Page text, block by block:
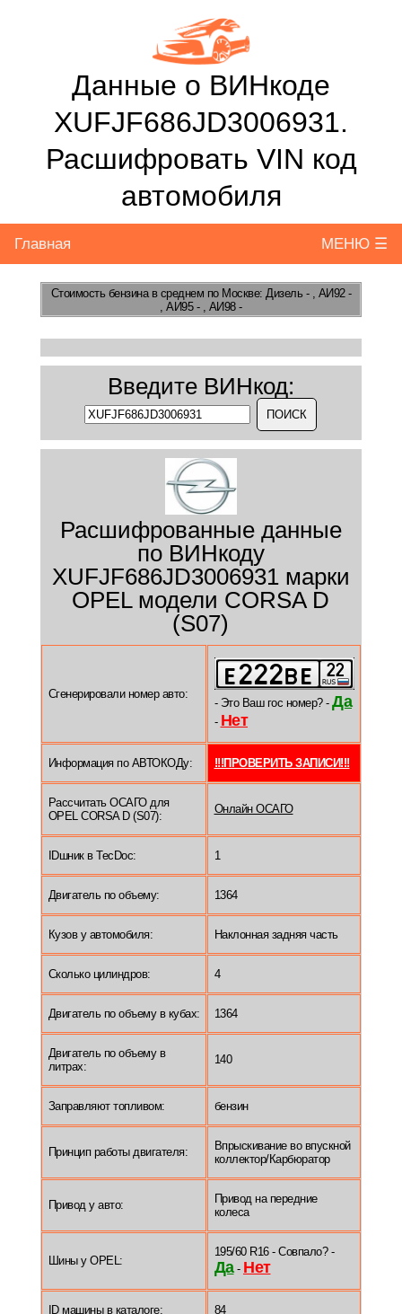
Данные о ВИНкоде
XUFJF686JD3006931.
Расшифровать VIN код
автомобиля
Главная МЕНЮ ☰
Стоимость бензинав среднем по Москве: Дизель - , АИ92 -
, АИ95 - , АИ98 -
Введите ВИНкод:
Расшифрованные данные
по ВИНкоду
XUFJF686JD3006931 марки
OPEL модели CORSA D
(S07)
Сгенерировали номер авто:
- Это Ваш гос номер? - Да
- Нет
Информация по АВТОКОДу: !!!ПРОВЕРИТЬ ЗАПИСИ!!!
Рассчитать ОСАГО для
OPEL CORSA D (S07):
Онлайн ОСАГО
IDшник в TecDoc: 1
Двигатель по объему: 1364
Кузов у автомобиля: Наклонная задняя часть
Сколько цилиндров: 4
Двигатель по объему в кубах: 1364
Двигатель по объему в
литрах:
140
Заправляют топливом: бензин
Принцип работы двигателя:
Впрыскивание во впускной
коллектор/Карбюратор
Привод у авто:
Привод на передние
колеса
Шины у OPEL:
195/60 R16 - Совпало? -
Да- Нет
ID машины в каталоге: 84